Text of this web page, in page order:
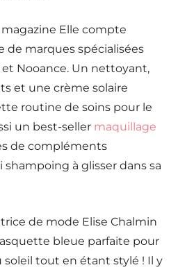
Elle compte
de marques spécialisées
Nooance. Un nettoyant,
et une crème solaire
routine de soins pour le
un best-seller maquillage
de compléments
à glisser dans sa
de mode Elise Chalmin
bleue parfaite pour
tout en étant stylé ! Il y